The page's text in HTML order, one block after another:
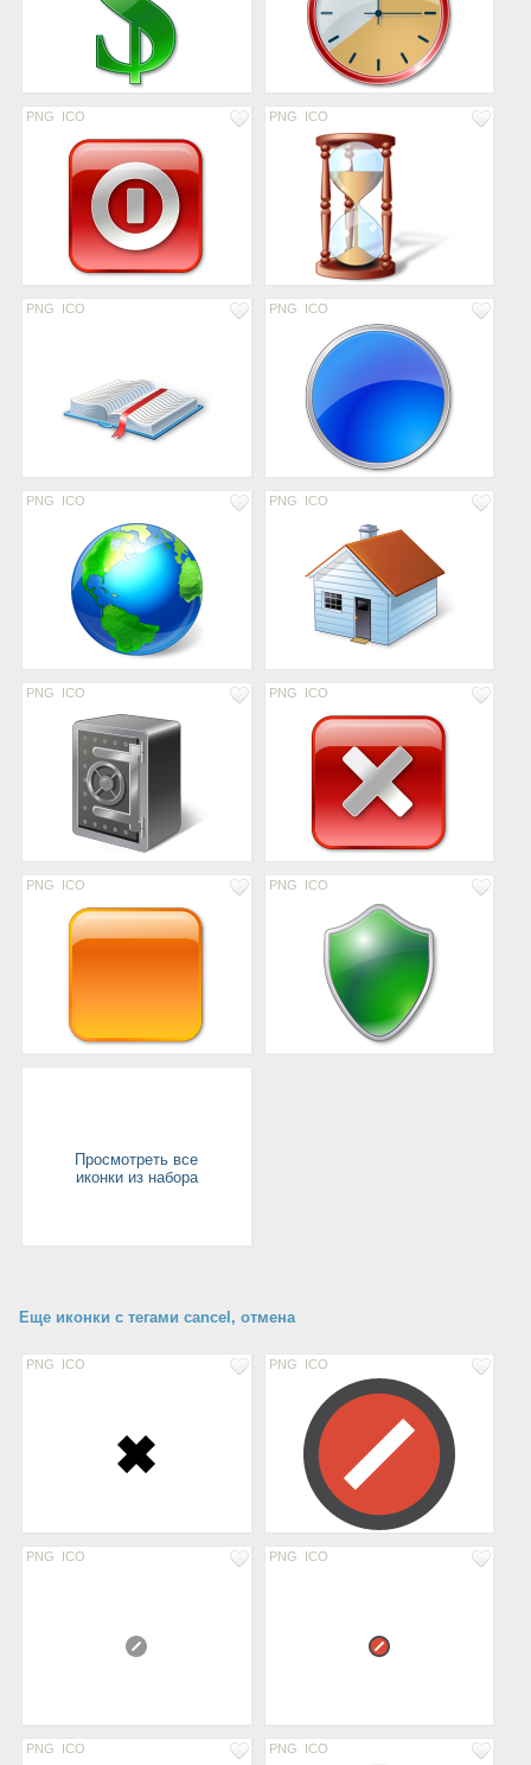
PNG ICO PNG ICO
PNG ICO PNG ICO
PNG ICO PNG ICO
PNG ICO PNG ICO
PNG ICO PNG ICO
Просмотреть все
иконки из набора
Еще иконки с тегами cancel, отмена
PNG ICO PNG ICO
PNG ICO PNG ICO
PNG ICO PNG ICO